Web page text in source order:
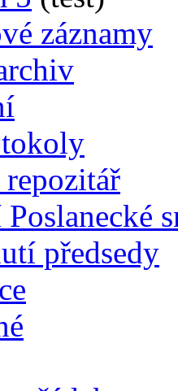
záznamy
Poslanecké
předsedy